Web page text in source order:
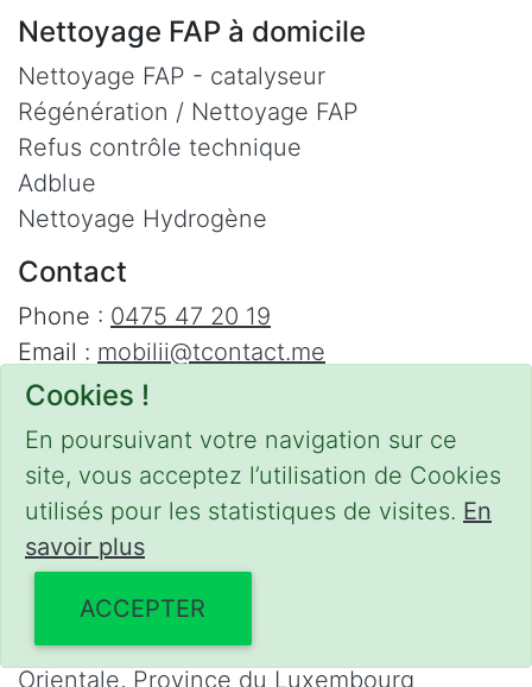
Cookies !
En poursuivant votre navigation sur ce
site, vous acceptez l’utilisation de Cookies
utilisés pour les statistiques de visites. En
savoir plus
ACCEPTER
Nettoyage FAP à domicile
Nettoyage FAP - catalyseur
Régénération / Nettoyage FAP
Refus contrôle technique
Adblue
Nettoyage Hydrogène
Contact
Phone : 0475 47 20 19
Email : mobilii@tcontact.me
Décalaminage & Régénération FAP à
domicile
Interventions urgentes sur la Belgique dans
les régions suivantes :
Bruxelles,Brabant Wallon
Hainaut,Liège,Mons
Limbourg,Flandre Occidentale
Orientale, Province du Luxembourg